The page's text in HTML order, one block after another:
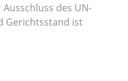
des UN-
Gerichtsstand ist